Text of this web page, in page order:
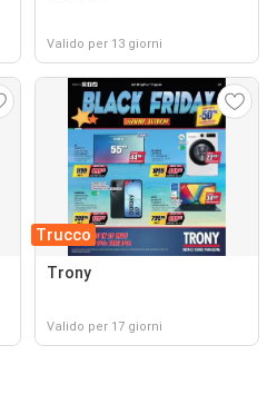
Valido per 13 giorni
Trucco
Trony
Valido per 17 giorni